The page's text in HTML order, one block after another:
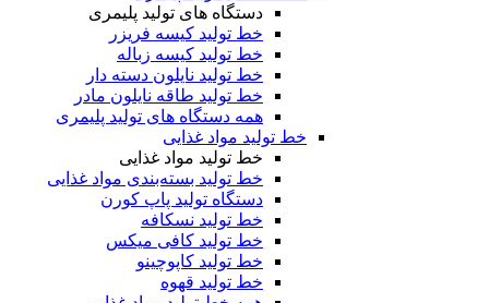
دستگاه های تولید پلیمری
خط تولید کیسه فریزر
خط تولید کیسه زباله
خط تولید نایلون دسته دار
خط تولید طاقه نایلون مادر
همه دستگاه های تولید پلیمری
خط تولید مواد غذایی
خط تولید مواد غذایی
خط تولید بسته‌بندی مواد غذایی
دستگاه تولید پاپ کورن
خط تولید نسکافه
خط تولید کافی میکس
خط تولید کاپوچینو
خط تولید قهوه